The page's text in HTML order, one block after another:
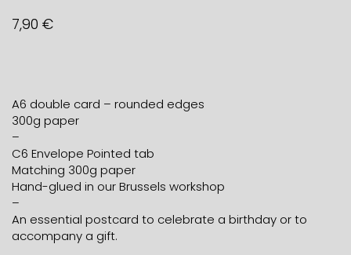
7,90 €
A6 double card – rounded edges
300g paper
–
C6 Envelope Pointed tab
Matching 300g paper
Hand-glued in our Brussels workshop
–
An essential postcard to celebrate a birthday or to
accompany a gift.